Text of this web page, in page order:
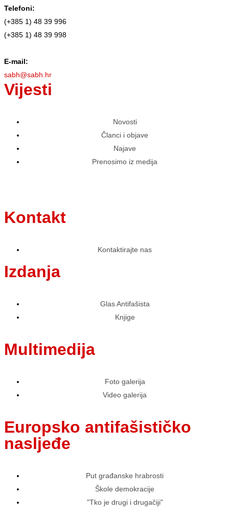
Telefoni:
(+385 1) 48 39 996
(+385 1) 48 39 998
E-mail:
sabh@sabh.hr
Vijesti
Novosti
Članci i objave
Najave
Prenosimo iz medija
Kontakt
Kontaktirajte nas
Izdanja
Glas Antifašista
Knjige
Multimedija
Foto galerija
Video galerija
Europsko antifašističko
nasljeđe
Put građanske hrabrosti
Škole demokracije
"Tko je drugi i drugačiji"